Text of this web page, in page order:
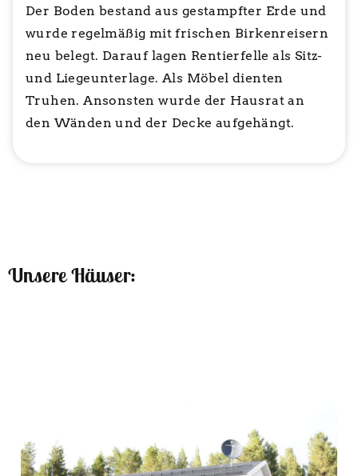
Der Boden bestand aus gestampfter Erde und
wurde regelmäßig mit frischen Birkenreisern
neu belegt. Darauf lagen Rentierfelle als Sitz-
und Liegeunterlage. Als Möbel dienten
Truhen. Ansonsten wurde der Hausrat an
den Wänden und der Decke aufgehängt.
Unsere Häuser: